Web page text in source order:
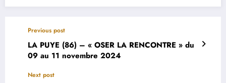
Previous post
LA PUYE (86) – « OSER LA RENCONTRE » du
09 au 11 novembre 2024
Next post